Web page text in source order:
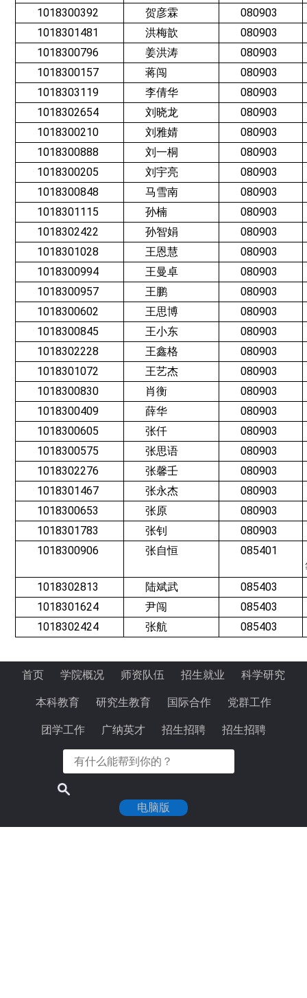
1018300392
贺彦霖
080903
1018301481
洪梅歆
080903
1018300796
姜洪涛
080903
1018300157
蒋闯
080903
1018303119
李倩华
080903
1018302654
刘晓龙
080903
1018300210
刘雅婧
080903
1018300888
刘一桐
080903
1018300205
刘宇亮
080903
1018300848
马雪南
080903
1018301115
孙楠
080903
1018302422
孙智娟
080903
1018301028
王恩慧
080903
1018300994
王曼卓
080903
1018300957
王鹏
080903
1018300602
王思博
080903
1018300845
王小东
080903
1018302228
王鑫格
080903
1018301072
王艺杰
080903
1018300830
肖衡
080903
1018300409
薛华
080903
1018300605
张仟
080903
1018300575
张思语
080903
1018302276
张馨壬
080903
1018301467
张永杰
080903
1018300653
张原
080903
1018301783
张钊
080903
1018300906
张自恒
085401
1018302813
陆斌武
085403
1018301624
尹闯
085403
1018302424
张航 085403
首页 学院概况 师资队伍 招生就业 科学研究
本科教育 研究生教育 国际合作 党群工作
团学工作 广纳英才 招生招聘 招生招聘
电脑版